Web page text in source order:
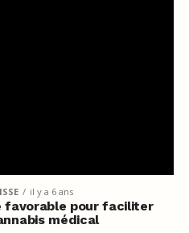
il y a 6 ans
favorable pour faciliter
médical